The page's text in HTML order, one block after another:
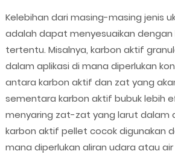
Kelebihan dari masing-masing jenis
adalah dapat menyesuaikan dengan
tertentu. Misalnya, karbon aktif
dalam aplikasi di mana diperlukan
antara karbon aktif dan zat yang
sementara karbon aktif bubuk lebih
menyaring zat-zat yang larut dalam
karbon aktif pellet cocok digunakan
mana diperlukan aliran udara atau